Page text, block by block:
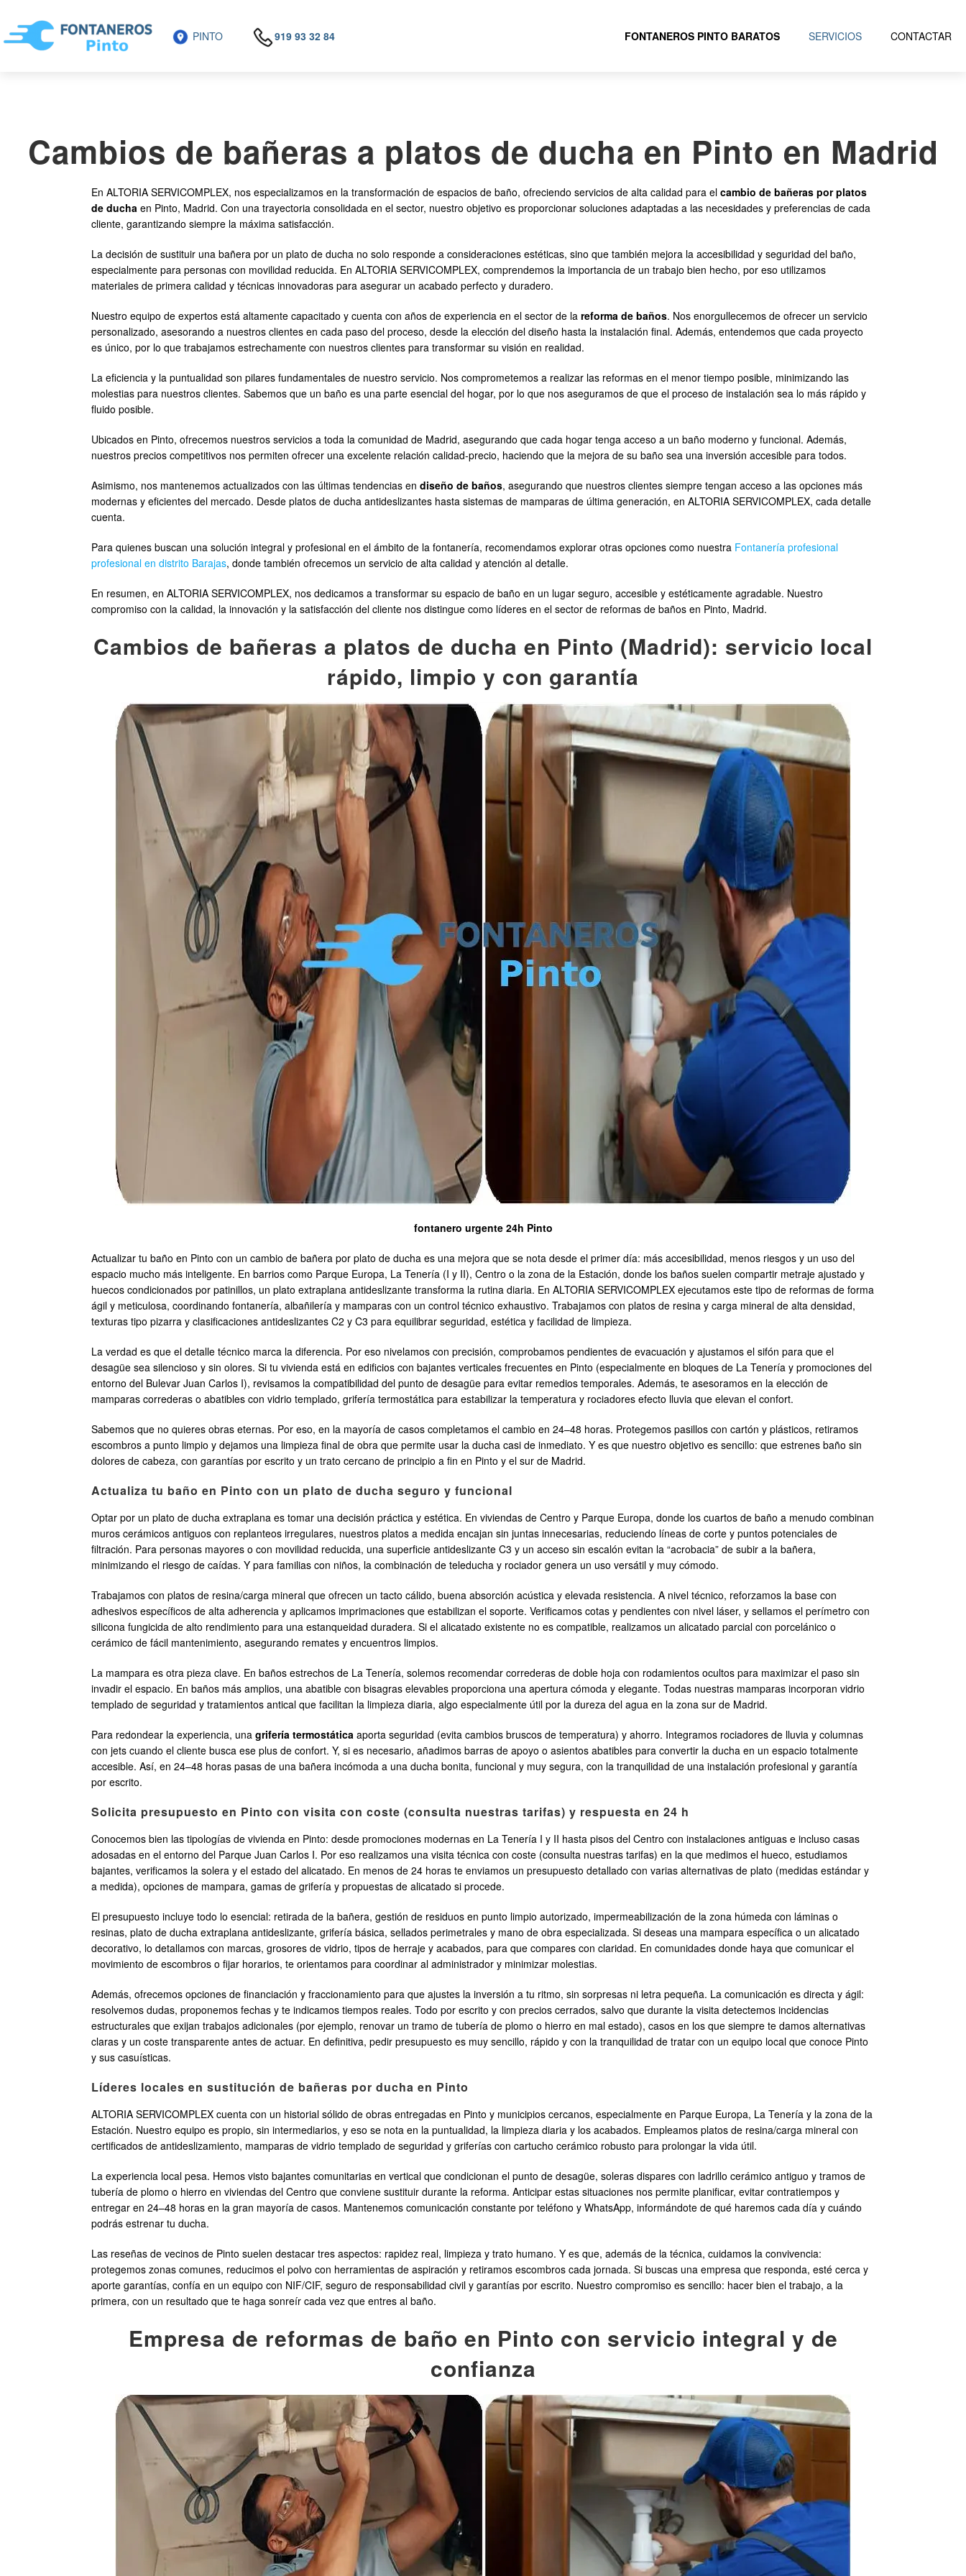
PINTO 919 93 32 84 FONTANEROS PINTO BARATOS SERVICIOS CONTACTAR
Cambios de bañeras a platos de ducha en Pinto en Madrid
En ALTORIA SERVICOMPLEX, nos especializamos en la transformación de espacios de baño, ofreciendo servicios de alta calidad para el cambio de bañeras por platos
de ducha en Pinto, Madrid. Con una trayectoria consolidada en el sector, nuestro objetivo es proporcionar soluciones adaptadas a las necesidades y preferencias de cada
cliente, garantizando siempre la máxima satisfacción.
La decisión de sustituir una bañera por un plato de ducha no solo responde a consideraciones estéticas, sino que también mejora la accesibilidad y seguridad del baño,
especialmente para personas con movilidad reducida. En ALTORIA SERVICOMPLEX, comprendemos la importancia de un trabajo bien hecho, por eso utilizamos
materiales de primera calidad y técnicas innovadoras para asegurar un acabado perfecto y duradero.
Nuestro equipo de expertos está altamente capacitado y cuenta con años de experiencia en el sector de la reforma de baños. Nos enorgullecemos de ofrecer un servicio
personalizado, asesorando a nuestros clientes en cada paso del proceso, desde la elección del diseño hasta la instalación final. Además, entendemos que cada proyecto
es único, por lo que trabajamos estrechamente con nuestros clientes para transformar su visión en realidad.
La eficiencia y la puntualidad son pilares fundamentales de nuestro servicio. Nos comprometemos a realizar las reformas en el menor tiempo posible, minimizando las
molestias para nuestros clientes. Sabemos que un baño es una parte esencial del hogar, por lo que nos aseguramos de que el proceso de instalación sea lo más rápido y
fluido posible.
Ubicados en Pinto, ofrecemos nuestros servicios a toda la comunidad de Madrid, asegurando que cada hogar tenga acceso a un baño moderno y funcional. Además,
nuestros precios competitivos nos permiten ofrecer una excelente relación calidad-precio, haciendo que la mejora de su baño sea una inversión accesible para todos.
Asimismo, nos mantenemos actualizados con las últimas tendencias en diseño de baños, asegurando que nuestros clientes siempre tengan acceso a las opciones más
modernas y eficientes del mercado. Desde platos de ducha antideslizantes hasta sistemas de mamparas de última generación, en ALTORIA SERVICOMPLEX, cada detalle
cuenta.
Para quienes buscan una solución integral y profesional en el ámbito de la fontanería, recomendamos explorar otras opciones como nuestra Fontanería profesional
profesional en distrito Barajas, donde también ofrecemos un servicio de alta calidad y atención al detalle.
En resumen, en ALTORIA SERVICOMPLEX, nos dedicamos a transformar su espacio de baño en un lugar seguro, accesible y estéticamente agradable. Nuestro
compromiso con la calidad, la innovación y la satisfacción del cliente nos distingue como líderes en el sector de reformas de baños en Pinto, Madrid.
Cambios de bañeras a platos de ducha en Pinto (Madrid): servicio local
rápido, limpio y con garantía
fontanero urgente 24h Pinto
Actualizar tu baño en Pinto con un cambio de bañera por plato de ducha es una mejora que se nota desde el primer día: más accesibilidad, menos riesgos y un uso del
espacio mucho más inteligente. En barrios como Parque Europa, La Tenería (I y II), Centro o la zona de la Estación, donde los baños suelen compartir metraje ajustado y
huecos condicionados por patinillos, un plato extraplana antideslizante transforma la rutina diaria. En ALTORIA SERVICOMPLEX ejecutamos este tipo de reformas de forma
ágil y meticulosa, coordinando fontanería, albañilería y mamparas con un control técnico exhaustivo. Trabajamos con platos de resina y carga mineral de alta densidad,
texturas tipo pizarra y clasificaciones antideslizantes C2 y C3 para equilibrar seguridad, estética y facilidad de limpieza.
La verdad es que el detalle técnico marca la diferencia. Por eso nivelamos con precisión, comprobamos pendientes de evacuación y ajustamos el sifón para que el
desagüe sea silencioso y sin olores. Si tu vivienda está en edificios con bajantes verticales frecuentes en Pinto (especialmente en bloques de La Tenería y promociones del
entorno del Bulevar Juan Carlos I), revisamos la compatibilidad del punto de desagüe para evitar remedios temporales. Además, te asesoramos en la elección de
mamparas correderas o abatibles con vidrio templado, grifería termostática para estabilizar la temperatura y rociadores efecto lluvia que elevan el confort.
Sabemos que no quieres obras eternas. Por eso, en la mayoría de casos completamos el cambio en 24–48 horas. Protegemos pasillos con cartón y plásticos, retiramos
escombros a punto limpio y dejamos una limpieza final de obra que permite usar la ducha casi de inmediato. Y es que nuestro objetivo es sencillo: que estrenes baño sin
dolores de cabeza, con garantías por escrito y un trato cercano de principio a fin en Pinto y el sur de Madrid.
Actualiza tu baño en Pinto con un plato de ducha seguro y funcional
Optar por un plato de ducha extraplana es tomar una decisión práctica y estética. En viviendas de Centro y Parque Europa, donde los cuartos de baño a menudo combinan
muros cerámicos antiguos con replanteos irregulares, nuestros platos a medida encajan sin juntas innecesarias, reduciendo líneas de corte y puntos potenciales de
filtración. Para personas mayores o con movilidad reducida, una superficie antideslizante C3 y un acceso sin escalón evitan la “acrobacia” de subir a la bañera,
minimizando el riesgo de caídas. Y para familias con niños, la combinación de teleducha y rociador genera un uso versátil y muy cómodo.
Trabajamos con platos de resina/carga mineral que ofrecen un tacto cálido, buena absorción acústica y elevada resistencia. A nivel técnico, reforzamos la base con
adhesivos específicos de alta adherencia y aplicamos imprimaciones que estabilizan el soporte. Verificamos cotas y pendientes con nivel láser, y sellamos el perímetro con
silicona fungicida de alto rendimiento para una estanqueidad duradera. Si el alicatado existente no es compatible, realizamos un alicatado parcial con porcelánico o
cerámico de fácil mantenimiento, asegurando remates y encuentros limpios.
La mampara es otra pieza clave. En baños estrechos de La Tenería, solemos recomendar correderas de doble hoja con rodamientos ocultos para maximizar el paso sin
invadir el espacio. En baños más amplios, una abatible con bisagras elevables proporciona una apertura cómoda y elegante. Todas nuestras mamparas incorporan vidrio
templado de seguridad y tratamientos antical que facilitan la limpieza diaria, algo especialmente útil por la dureza del agua en la zona sur de Madrid.
Para redondear la experiencia, una grifería termostática aporta seguridad (evita cambios bruscos de temperatura) y ahorro. Integramos rociadores de lluvia y columnas
con jets cuando el cliente busca ese plus de confort. Y, si es necesario, añadimos barras de apoyo o asientos abatibles para convertir la ducha en un espacio totalmente
accesible. Así, en 24–48 horas pasas de una bañera incómoda a una ducha bonita, funcional y muy segura, con la tranquilidad de una instalación profesional y garantía
por escrito.
Solicita presupuesto en Pinto con visita con coste (consulta nuestras tarifas) y respuesta en 24 h
Conocemos bien las tipologías de vivienda en Pinto: desde promociones modernas en La Tenería I y II hasta pisos del Centro con instalaciones antiguas e incluso casas
adosadas en el entorno del Parque Juan Carlos I. Por eso realizamos una visita técnica con coste (consulta nuestras tarifas) en la que medimos el hueco, estudiamos
bajantes, verificamos la solera y el estado del alicatado. En menos de 24 horas te enviamos un presupuesto detallado con varias alternativas de plato (medidas estándar y
a medida), opciones de mampara, gamas de grifería y propuestas de alicatado si procede.
El presupuesto incluye todo lo esencial: retirada de la bañera, gestión de residuos en punto limpio autorizado, impermeabilización de la zona húmeda con láminas o
resinas, plato de ducha extraplana antideslizante, grifería básica, sellados perimetrales y mano de obra especializada. Si deseas una mampara específica o un alicatado
decorativo, lo detallamos con marcas, grosores de vidrio, tipos de herraje y acabados, para que compares con claridad. En comunidades donde haya que comunicar el
movimiento de escombros o fijar horarios, te orientamos para coordinar al administrador y minimizar molestias.
Además, ofrecemos opciones de financiación y fraccionamiento para que ajustes la inversión a tu ritmo, sin sorpresas ni letra pequeña. La comunicación es directa y ágil:
resolvemos dudas, proponemos fechas y te indicamos tiempos reales. Todo por escrito y con precios cerrados, salvo que durante la visita detectemos incidencias
estructurales que exijan trabajos adicionales (por ejemplo, renovar un tramo de tubería de plomo o hierro en mal estado), casos en los que siempre te damos alternativas
claras y un coste transparente antes de actuar. En definitiva, pedir presupuesto es muy sencillo, rápido y con la tranquilidad de tratar con un equipo local que conoce Pinto
y sus casuísticas.
Líderes locales en sustitución de bañeras por ducha en Pinto
ALTORIA SERVICOMPLEX cuenta con un historial sólido de obras entregadas en Pinto y municipios cercanos, especialmente en Parque Europa, La Tenería y la zona de la
Estación. Nuestro equipo es propio, sin intermediarios, y eso se nota en la puntualidad, la limpieza diaria y los acabados. Empleamos platos de resina/carga mineral con
certificados de antideslizamiento, mamparas de vidrio templado de seguridad y griferías con cartucho cerámico robusto para prolongar la vida útil.
La experiencia local pesa. Hemos visto bajantes comunitarias en vertical que condicionan el punto de desagüe, soleras dispares con ladrillo cerámico antiguo y tramos de
tubería de plomo o hierro en viviendas del Centro que conviene sustituir durante la reforma. Anticipar estas situaciones nos permite planificar, evitar contratiempos y
entregar en 24–48 horas en la gran mayoría de casos. Mantenemos comunicación constante por teléfono y WhatsApp, informándote de qué haremos cada día y cuándo
podrás estrenar tu ducha.
Las reseñas de vecinos de Pinto suelen destacar tres aspectos: rapidez real, limpieza y trato humano. Y es que, además de la técnica, cuidamos la convivencia:
protegemos zonas comunes, reducimos el polvo con herramientas de aspiración y retiramos escombros cada jornada. Si buscas una empresa que responda, esté cerca y
aporte garantías, confía en un equipo con NIF/CIF, seguro de responsabilidad civil y garantías por escrito. Nuestro compromiso es sencillo: hacer bien el trabajo, a la
primera, con un resultado que te haga sonreír cada vez que entres al baño.
Empresa de reformas de baño en Pinto con servicio integral y de
confianza